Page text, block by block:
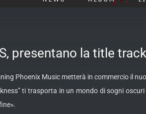
presentano la title
Phoenix Music metterà in commercio il
ti trasporta in un mondo di sogni oscuri